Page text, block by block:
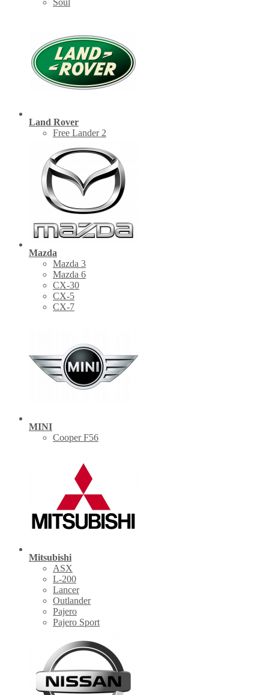
Soul
Land Rover
Free Lander 2
Mazda
Mazda 3
Mazda 6
CX-30
СХ-5
CX-7
MINI
Cooper F56
Mitsubishi
ASX
L-200
Lancer
Outlander
Pajero
Pajero Sport